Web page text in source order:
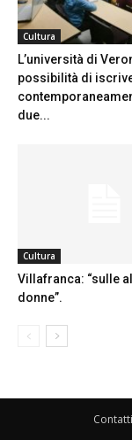
Cultura
L’università di
possibilità di
due...
Cultura
Villafranca: “sulle
donne”.
Contatti